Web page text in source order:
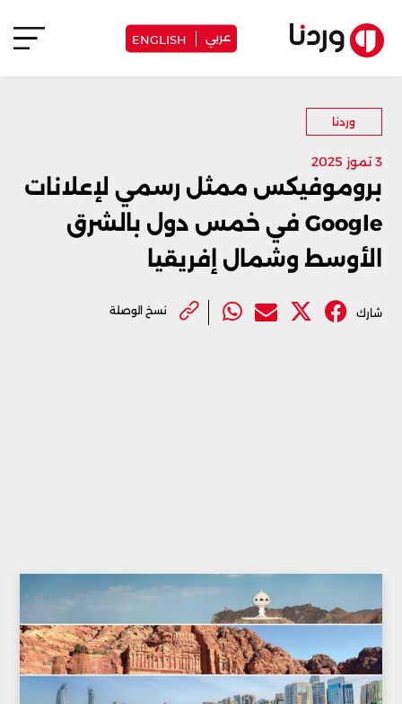
عربي ENGLISH
وردنا
3 تموز 2025
بروموفيكس ممثل رسمي لإعلانات
Google في خمس دول بالشرق
الأوسط وشمال إفريقيا
شارك نسخ الوصلة